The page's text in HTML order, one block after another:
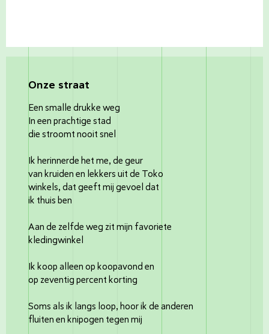
Onze straat
Een smalle drukke weg
In een prachtige stad
die stroomt nooit snel
Ik herinnerde het me, de geur
van kruiden en lekkers uit de Toko
winkels, dat geeft mij gevoel dat
ik thuis ben
Aan de zelfde weg zit mijn favoriete
kledingwinkel
Ik koop alleen op koopavond en
op zeventig percent korting
Soms als ik langs loop, hoor ik de anderen
fluiten en knipogen tegen mij